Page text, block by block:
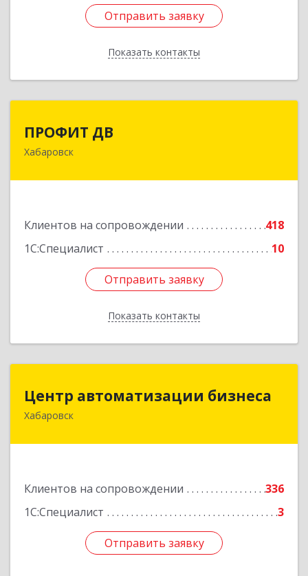
Отправить заявку
Показать контакты
Отправить заявку
Назад
ПРОФИТ ДВ
Хабаровск
Клиентов на сопровождении
418
1С:Специалист
10
Отправить заявку
Показать контакты
680000, Хабаровский край, Хабаровск г,
Отправить заявку
Назад
Центр автоматизации бизнеса
Хабаровск
Клиентов на сопровождении
336
1С:Специалист
3
Отправить заявку
Центр автоматизации бизнеса
680030, Хабаровский край, Хабаровск г, Ленина
Отправить заявку